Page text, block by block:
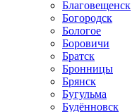
Благовещенск
Богородск
Бологое
Боровичи
Братск
Бронницы
Брянск
Бугульма
Будённовск